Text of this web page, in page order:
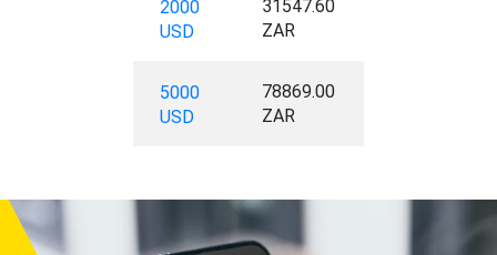
2000
USD
31547.60
ZAR
5000
USD
78869.00
ZAR